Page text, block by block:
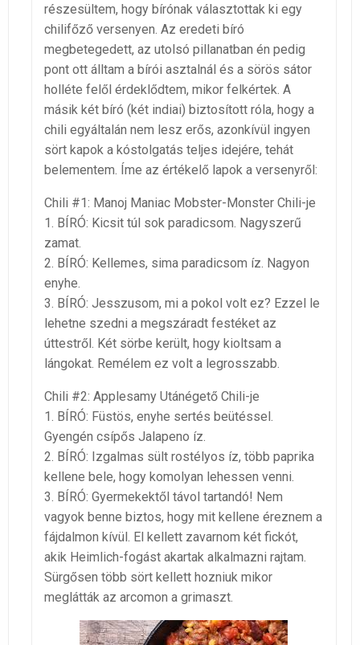
részesültem, hogy bírónak választottak ki egy
chilifőző versenyen. Az eredeti bíró
megbetegedett, az utolsó pillanatban én pedig
pont ott álltam a bírói asztalnál és a sörös sátor
holléte felől érdeklődtem, mikor felkértek. A
másik két bíró (két indiai) biztosított róla, hogy a
chili egyáltalán nem lesz erős, azonkívül ingyen
sört kapok a kóstolgatás teljes idejére, tehát
belementem. Íme az értékelő lapok a versenyről:
Chili #1: Manoj Maniac Mobster-Monster Chili-je
1. BÍRÓ: Kicsit túl sok paradicsom. Nagyszerű
zamat.
2. BÍRÓ: Kellemes, sima paradicsom íz. Nagyon
enyhe.
3. BÍRÓ: Jesszusom, mi a pokol volt ez? Ezzel le
lehetne szedni a megszáradt festéket az
úttestről. Két sörbe került, hogy kioltsam a
lángokat. Remélem ez volt a legrosszabb.
Chili #2: Applesamy Utánégető Chili-je
1. BÍRÓ: Füstös, enyhe sertés beütéssel.
Gyengén csípős Jalapeno íz.
2. BÍRÓ: Izgalmas sült rostélyos íz, több paprika
kellene bele, hogy komolyan lehessen venni.
3. BÍRÓ: Gyermekektől távol tartandó! Nem
vagyok benne biztos, hogy mit kellene éreznem a
fájdalmon kívül. El kellett zavarnom két fickót,
akik Heimlich-fogást akartak alkalmazni rajtam.
Sürgősen több sört kellett hozniuk mikor
meglátták az arcomon a grimaszt.